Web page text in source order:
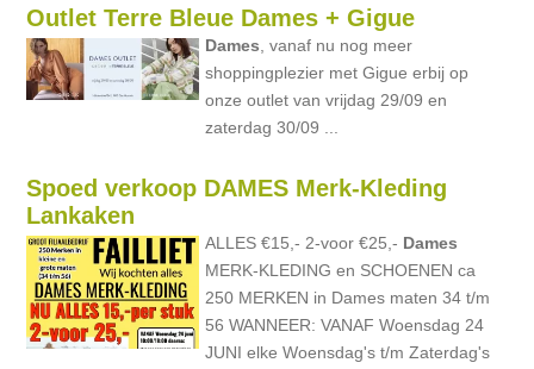
Outlet Terre Bleue Dames + Gigue
Dames , vanaf nu nog meer
shoppingplezier met Gigue erbij op
onze outlet van vrijdag 29/09 en
zaterdag 30/09 ...
Spoed verkoop DAMES Merk-Kleding
Lankaken
ALLES €15,- 2-voor €25,- Dames
MERK-KLEDING en SCHOENEN ca
250 MERKEN in Dames maten 34 t/m
56 WANNEER: VANAF Woensdag 24
JUNI elke Woensdag's t/m Zaterdag's